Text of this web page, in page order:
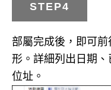
STEP4
部屬完成後，即可
形。詳細列出日期
位址。